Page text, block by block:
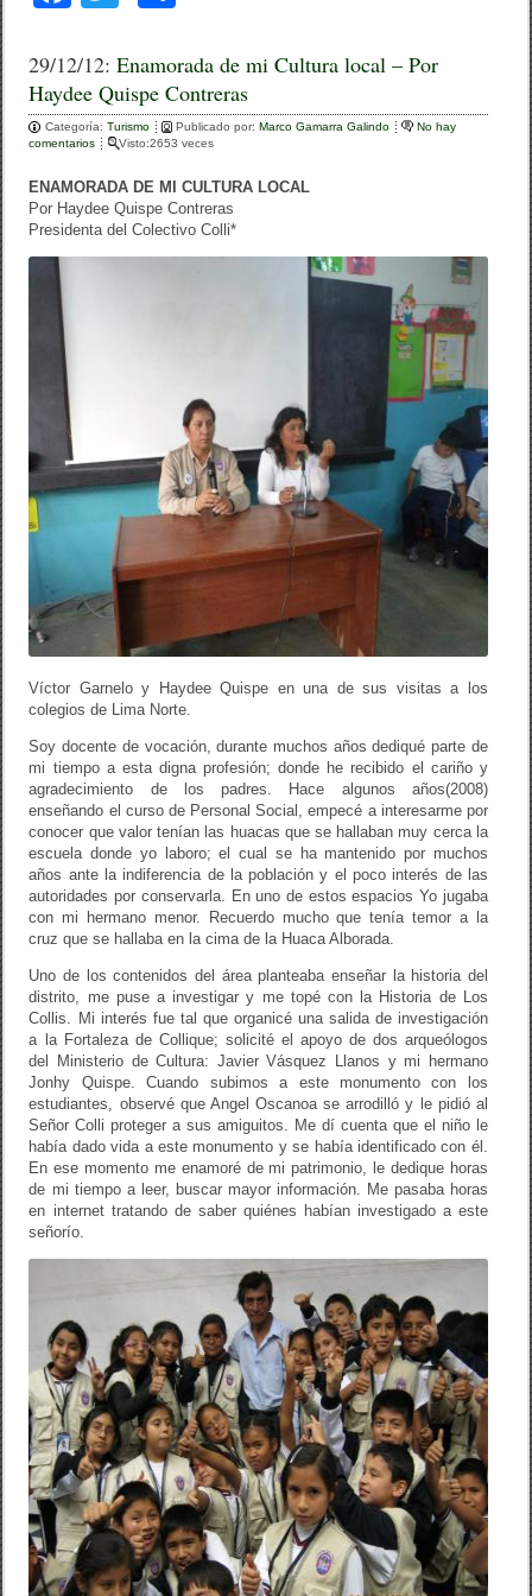
c
e
b
o
o
k
tt
er
m
p
ar
tir
29/12/12:Enamorada de mi Cultura local – Por
Haydee Quispe Contreras
Categoría:Turismo Publicado por:Marco Gamarra Galindo
No hay
comentarios
Visto:2653 veces
ENAMORADA DE MI CULTURA LOCAL
Por Haydee Quispe Contreras
Presidenta del Colectivo Colli*
Víctor Garnelo y Haydee Quispe en una de sus visitas a los
colegios de Lima Norte.
Soy docente de vocación, durante muchos años dediqué parte de
mi tiempo a esta digna profesión; donde he recibido el cariño y
agradecimiento de los padres. Hace algunos años(2008)
enseñando el curso de Personal Social, empecé a interesarme por
conocer que valor tenían las huacas que se hallaban muy cerca la
escuela donde yo laboro; el cual se ha mantenido por muchos
años ante la indiferencia de la población y el poco interés de las
autoridades por conservarla. En uno de estos espacios Yo jugaba
con mi hermano menor. Recuerdo mucho que tenía temor a la
cruz que se hallaba en la cima de la Huaca Alborada.
Uno de los contenidos del área planteaba enseñar la historia del
distrito, me puse a investigar y me topé con la Historia de Los
Collis. Mi interés fue tal que organicé una salida de investigación
a la Fortaleza de Collique; solicité el apoyo de dos arqueólogos
del Ministerio de Cultura: Javier Vásquez Llanos y mi hermano
Jonhy Quispe. Cuando subimos a este monumento con los
estudiantes, observé que Angel Oscanoa se arrodilló y le pidió al
Señor Colli proteger a sus amiguitos. Me dí cuenta que el niño le
había dado vida a este monumento y se había identificado con él.
En ese momento me enamoré de mi patrimonio, le dedique horas
de mi tiempo a leer, buscar mayor información. Me pasaba horas
en internet tratando de saber quiénes habían investigado a este
señorío.